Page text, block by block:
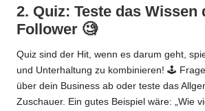
2. Quiz: Teste das Wissen
Follower 🧐
Quiz sind der Hit, wenn es darum geht,
und Unterhaltung zu kombinieren! 🕹️
über dein Business ab oder teste das
Zuschauer. Ein gutes Beispiel wäre: „Wie